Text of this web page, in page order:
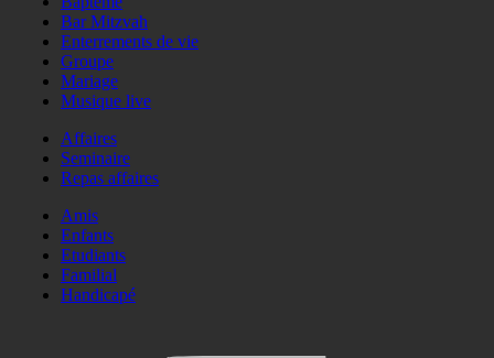
Bar Mitzvah
Enterrements de vie
Groupe
Mariage
Musique live
Affaires
Seminaire
Repas affaires
Amis
Enfants
Etudiants
Familial
Handicapé